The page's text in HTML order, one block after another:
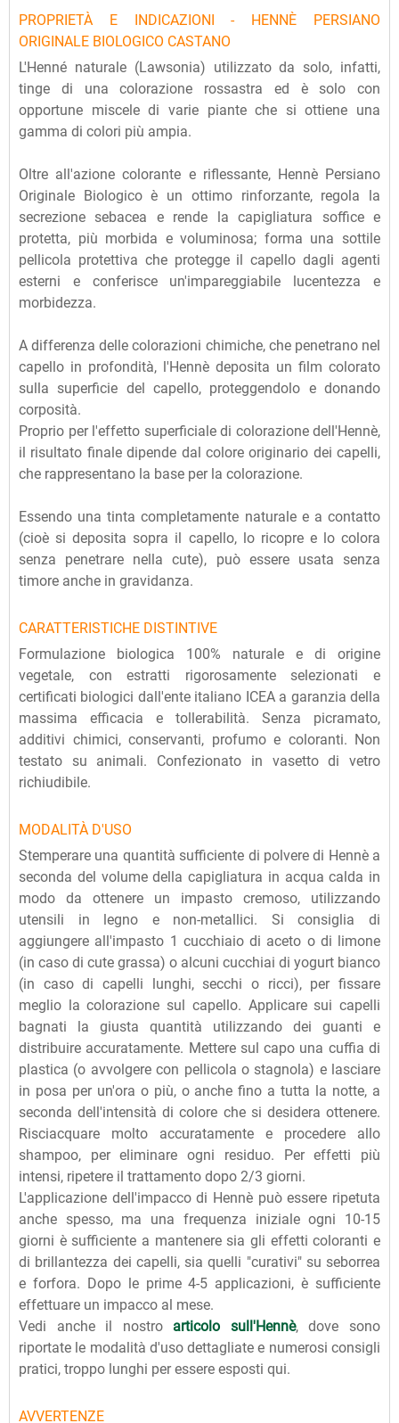
PROPRIETÀ E INDICAZIONI - HENNÈ PERSIANO
ORIGINALE BIOLOGICO CASTANO
L'Henné naturale (Lawsonia) utilizzato da solo, infatti,
tinge di una colorazione rossastra ed è solo con
opportune miscele di varie piante che si ottiene una
gamma di colori più ampia.
Oltre all'azione colorante e riflessante, Hennè Persiano
Originale Biologico è un ottimo rinforzante, regola la
secrezione sebacea e rende la capigliatura soffice e
protetta, più morbida e voluminosa; forma una sottile
pellicola protettiva che protegge il capello dagli agenti
esterni e conferisce un'impareggiabile lucentezza e
morbidezza.
A differenza delle colorazioni chimiche, che penetrano nel
capello in profondità, l'Hennè deposita un film colorato
sulla superficie del capello, proteggendolo e donando
corposità.
Proprio per l'effetto superficiale di colorazione dell'Hennè,
il risultato finale dipende dal colore originario dei capelli,
che rappresentano la base per la colorazione.
Essendo una tinta completamente naturale e a contatto
(cioè si deposita sopra il capello, lo ricopre e lo colora
senza penetrare nella cute), può essere usata senza
timore anche in gravidanza.
CARATTERISTICHE DISTINTIVE
Formulazione biologica 100% naturale e di origine
vegetale, con estratti rigorosamente selezionati e
certificati biologici dall'ente italiano ICEA a garanzia della
massima efficacia e tollerabilità. Senza picramato,
additivi chimici, conservanti, profumo e coloranti. Non
testato su animali. Confezionato in vasetto di vetro
richiudibile.
MODALITÀ D'USO
Stemperare una quantità sufficiente di polvere di Hennè a
seconda del volume della capigliatura in acqua calda in
modo da ottenere un impasto cremoso, utilizzando
utensili in legno e non-metallici. Si consiglia di
aggiungere all'impasto 1 cucchiaio di aceto o di limone
(in caso di cute grassa) o alcuni cucchiai di yogurt bianco
(in caso di capelli lunghi, secchi o ricci), per fissare
meglio la colorazione sul capello. Applicare sui capelli
bagnati la giusta quantità utilizzando dei guanti e
distribuire accuratamente. Mettere sul capo una cuffia di
plastica (o avvolgere con pellicola o stagnola) e lasciare
in posa per un'ora o più, o anche fino a tutta la notte, a
seconda dell'intensità di colore che si desidera ottenere.
Risciacquare molto accuratamente e procedere allo
shampoo, per eliminare ogni residuo. Per effetti più
intensi, ripetere il trattamento dopo 2/3 giorni.
L'applicazione dell'impacco di Hennè può essere ripetuta
anche spesso, ma una frequenza iniziale ogni 10-15
giorni è sufficiente a mantenere sia gli effetti coloranti e
di brillantezza dei capelli, sia quelli "curativi" su seborrea
e forfora. Dopo le prime 4-5 applicazioni, è sufficiente
effettuare un impacco al mese.
Vedi anche il nostro articolo sull'Hennè, dove sono
riportate le modalità d'uso dettagliate e numerosi consigli
pratici, troppo lunghi per essere esposti qui.
AVVERTENZE